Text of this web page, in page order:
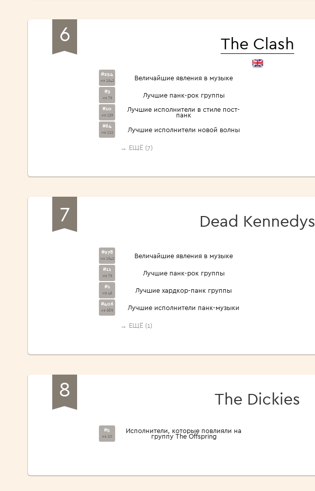
6 The Clash
#254
из 1642 Величайшие явления в музыке
#3
из 79 Лучшие панк-рок группы
#10
из 139
Лучшие исполнители в стиле пост-
панк
#64
из 112 Лучшие исполнители новой волны
→ ЕЩЁ (7)
7 Dead Kennedys
#978
из 1642 Величайшие явления в музыке
#11
из 79 Лучшие панк-рок группы
#1
из 46 Лучшие хардкор-панк группы
#406
из 689 Лучшие исполнители панк-музыки
→ ЕЩЁ (1)
8 The Dickies
#5
из 10
Исполнители, которые повлияли на
группу The Offspring